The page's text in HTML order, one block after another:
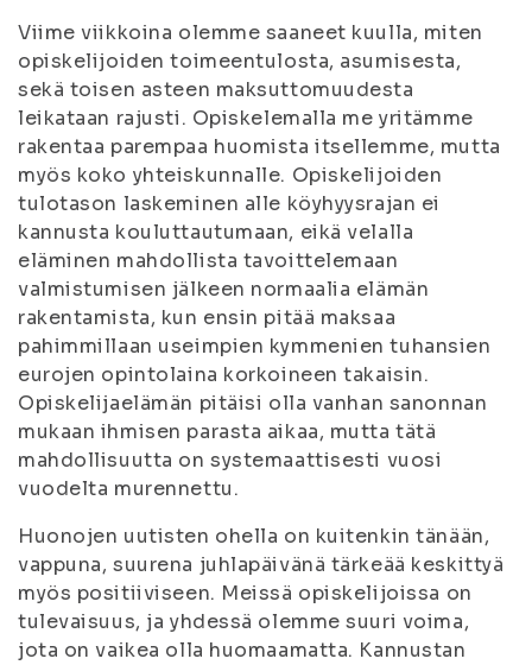
Viime viikkoina olemme saaneet kuulla, miten
opiskelijoiden toimeentulosta, asumisesta,
sekä toisen asteen maksuttomuudesta
leikataan rajusti. Opiskelemalla me yritämme
rakentaa parempaa huomista itsellemme, mutta
myös koko yhteiskunnalle. Opiskelijoiden
tulotason laskeminen alle köyhyysrajan ei
kannusta kouluttautumaan, eikä velalla
eläminen mahdollista tavoittelemaan
valmistumisen jälkeen normaalia elämän
rakentamista, kun ensin pitää maksaa
pahimmillaan useimpien kymmenien tuhansien
eurojen opintolaina korkoineen takaisin.
Opiskelijaelämän pitäisi olla vanhan sanonnan
mukaan ihmisen parasta aikaa, mutta tätä
mahdollisuutta on systemaattisesti vuosi
vuodelta murennettu.
Huonojen uutisten ohella on kuitenkin tänään,
vappuna, suurena juhlapäivänä tärkeää keskittyä
myös positiiviseen. Meissä opiskelijoissa on
tulevaisuus, ja yhdessä olemme suuri voima,
jota on vaikea olla huomaamatta. Kannustan